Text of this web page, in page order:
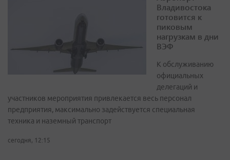
Владивостока
готовится к
пиковым
нагрузкам в дни
ВЭФ
К обслуживанию
официальных
делегаций и
участников мероприятия привлекается весь персонал
предприятия, максимально задействуется специальная
техника и наземный транспорт
сегодня, 12:15